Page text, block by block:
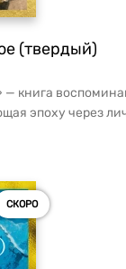
(твердый)
— книга
эпоху через
СКОРО